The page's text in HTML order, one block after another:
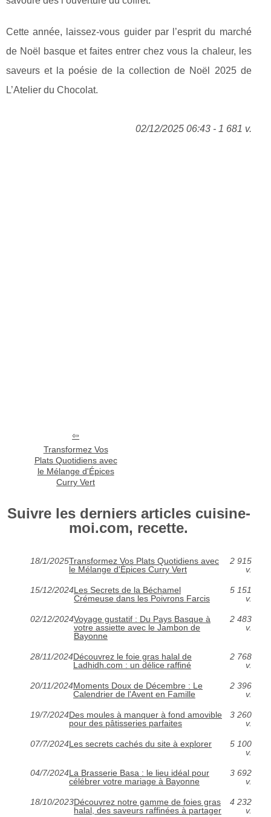
Cette année, laissez-vous guider par l’esprit du marché
de Noël basque et faites entrer chez vous la chaleur, les
saveurs et la poésie de la collection de Noël 2025 de
L’Atelier du Chocolat.
02/12/2025 06:43 - 1 681 v.
Transformez Vos
Plats Quotidiens avec
le Mélange d'Épices
Curry Vert
Suivre les derniers articles cuisine-
moi.com, recette.
18/1/2025Transformez Vos Plats Quotidiens avec
le Mélange d'Épices Curry Vert
2 915
v.
15/12/2024Les Secrets de la Béchamel
Crémeuse dans les Poivrons Farcis
5 151
v.
02/12/2024Voyage gustatif : Du Pays Basque à
votre assiette avec le Jambon de
Bayonne
2 483
v.
28/11/2024Découvrez le foie gras halal de
Ladhidh.com : un délice raffiné
2 768
v.
20/11/2024Moments Doux de Décembre : Le
Calendrier de l'Avent en Famille
2 396
v.
19/7/2024Des moules à manquer à fond amovible
pour des pâtisseries parfaites
3 260
v.
07/7/2024Les secrets cachés du site à explorer
5 100
v.
04/7/2024La Brasserie Basa : le lieu idéal pour
célébrer votre mariage à Bayonne
3 692
v.
18/10/2023Découvrez notre gamme de foies gras
halal, des saveurs raffinées à partager
4 232
v.